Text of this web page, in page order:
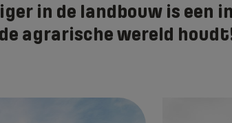
in de landbouw is een
agrarische wereld